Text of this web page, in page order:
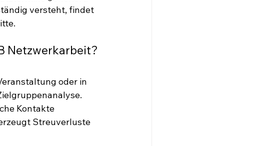
versteht, findet
Netzwerkarbeit?
oder in
Kontakte
Streuverluste